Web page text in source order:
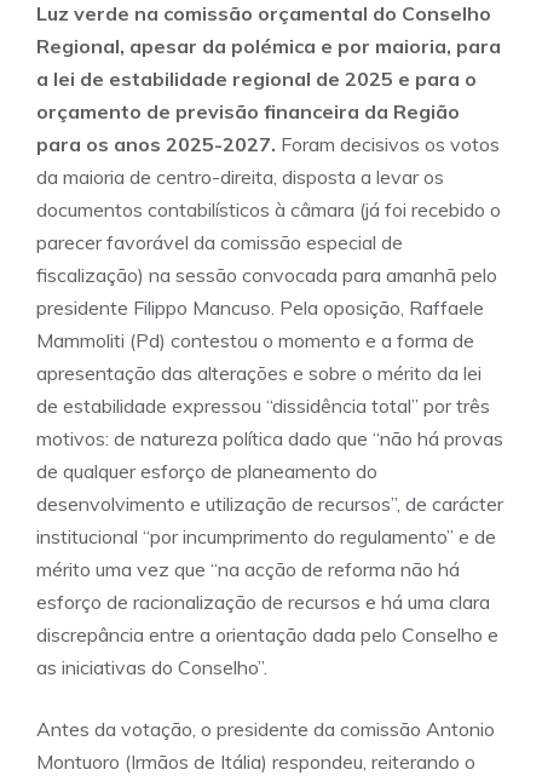
Luz verde na comissão orçamental do Conselho
Regional, apesar da polémica e por maioria, para
a lei de estabilidade regional de 2025 e para o
orçamento de previsão financeira da Região
para os anos 2025-2027. Foram decisivos os votos
da maioria de centro-direita, disposta a levar os
documentos contabilísticos à câmara (já foi recebido o
parecer favorável da comissão especial de
fiscalização) na sessão convocada para amanhã pelo
presidente Filippo Mancuso. Pela oposição, Raffaele
Mammoliti (Pd) contestou o momento e a forma de
apresentação das alterações e sobre o mérito da lei
de estabilidade expressou “dissidência total” por três
motivos: de natureza política dado que “não há provas
de qualquer esforço de planeamento do
desenvolvimento e utilização de recursos”, de carácter
institucional “por incumprimento do regulamento” e de
mérito uma vez que “na acção de reforma não há
esforço de racionalização de recursos e há uma clara
discrepância entre a orientação dada pelo Conselho e
as iniciativas do Conselho”.
Antes da votação, o presidente da comissão Antonio
Montuoro (Irmãos de Itália) respondeu, reiterando o